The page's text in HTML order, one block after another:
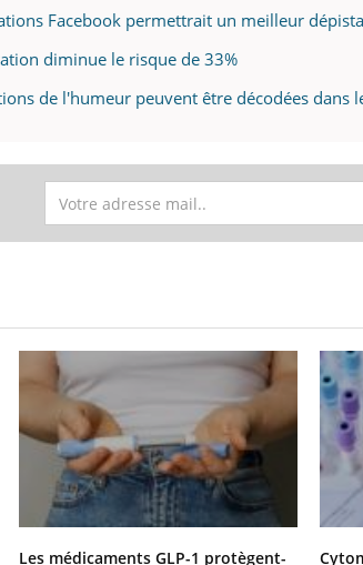
Facebook permettrait un meilleur
diminue le risque de 33%
de l'humeur peuvent être décodées dans
Les médicaments GLP-1 protègent-